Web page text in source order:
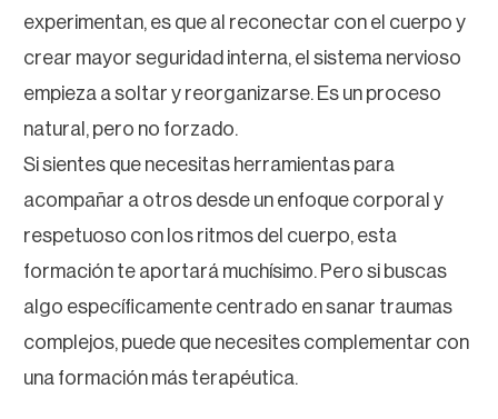
experimentan, es que al reconectar con el cuerpo y
crear mayor seguridad interna, el sistema nervioso
empieza a soltar y reorganizarse. Es un proceso
natural, pero no forzado.
Si sientes que necesitas herramientas para
acompañar a otros desde un enfoque corporal y
respetuoso con los ritmos del cuerpo, esta
formación te aportará muchísimo. Pero si buscas
algo específicamente centrado en sanar traumas
complejos, puede que necesites complementar con
una formación más terapéutica.